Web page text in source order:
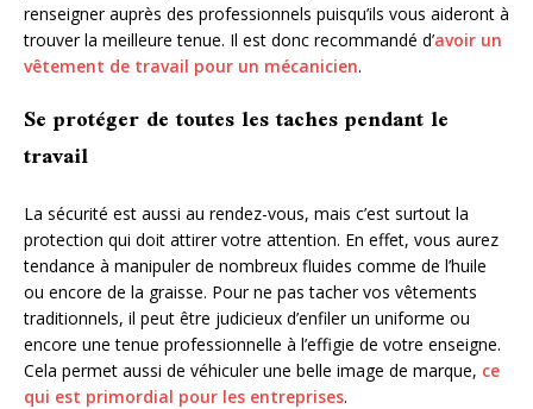
renseigner auprès des professionnels puisqu’ils vous aideront à
trouver la meilleure tenue. Il est donc recommandé d’avoir un
vêtement de travail pour un mécanicien.
Se protéger de toutes les taches pendant le
travail
La sécurité est aussi au rendez-vous, mais c’est surtout la
protection qui doit attirer votre attention. En effet, vous aurez
tendance à manipuler de nombreux fluides comme de l’huile
ou encore de la graisse. Pour ne pas tacher vos vêtements
traditionnels, il peut être judicieux d’enfiler un uniforme ou
encore une tenue professionnelle à l’effigie de votre enseigne.
Cela permet aussi de véhiculer une belle image de marque, ce
qui est primordial pour les entreprises.